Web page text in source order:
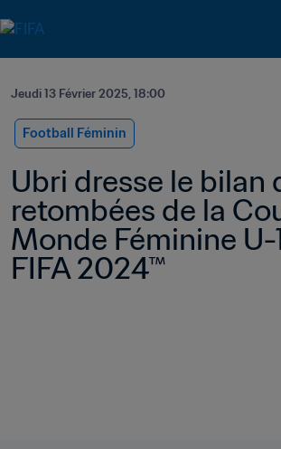
Jeudi 13 Février 2025, 18:00
Football Féminin
Ubri dresse le bilan
retombées de la
Monde Féminine U-
FIFA 2024™